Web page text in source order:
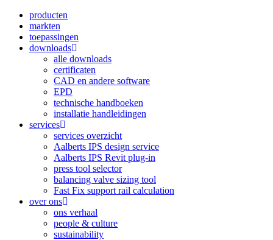
producten
markten
toepassingen
downloads
alle downloads
certificaten
CAD en andere software
EPD
technische handboeken
installatie handleidingen
services
services overzicht
Aalberts IPS design service
Aalberts IPS Revit plug-in
press tool selector
balancing valve sizing tool
Fast Fix support rail calculation
over ons
ons verhaal
people & culture
sustainability